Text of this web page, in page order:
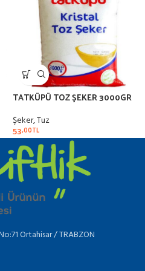
TATKÜPÜ TOZ ŞEKER 3000GR
Şeker, Tuz
53,00TL
Ortahisar / TRABZON